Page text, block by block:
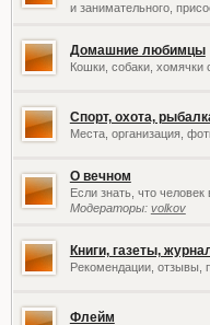
и занимательного,
Домашние любимцы
Кошки, собаки, хомячки
Спорт, охота,
Места, организация,
О вечном
Если знать, что человек
Модераторы: volkov
Книги, газеты,
Рекомендации, отзывы,
Флейм